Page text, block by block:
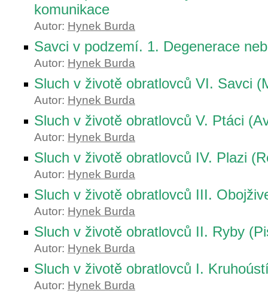
komunikace
Autor: Hynek Burda
Savci v podzemí. 1. Degenerace
Autor: Hynek Burda
Sluch v životě obratlovců VI. Savci
Autor: Hynek Burda
Sluch v životě obratlovců V. Ptáci
Autor: Hynek Burda
Sluch v životě obratlovců IV. Plazi
Autor: Hynek Burda
Sluch v životě obratlovců III.
Autor: Hynek Burda
Sluch v životě obratlovců II. Ryby
Autor: Hynek Burda
Sluch v životě obratlovců I.
Autor: Hynek Burda